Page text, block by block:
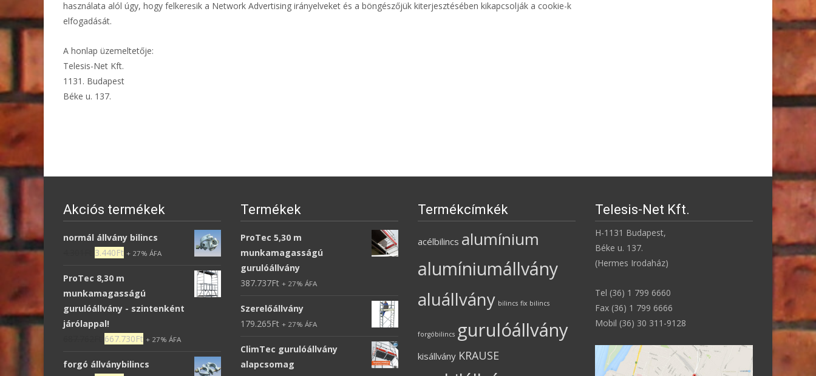
használata alól úgy, hogy felkeresik a Network Advertising irányelveket és a böngészőjük kiterjesztésében kikapcsolják a cookie-k
elfogadását.
A honlap üzemeltetője:
Telesis-Net Kft.
1131. Budapest
Béke u. 137.
Akciós termékek
normál állvány bilincs
3.440Ft + 27% ÁFA
ProTec 8,30 m
munkamagasságú
gurulóállvány - szintenként
járólappal!
667.730Ft + 27% ÁFA
forgó állványbilincs
Termékek
ProTec 5,30 m
munkamagasságú
gurulóállvány
387.737Ft + 27% ÁFA
Szerelőállvány
179.265Ft + 27% ÁFA
ClimTec gurulóállvány
alapcsomag
Termékcímkék
acélbilincs alumínium
alumíniumállvány
aluállvány bilincs fix bilincs
forgóbilincs gurulóállvány
kisállvány KRAUSE
Telesis-Net Kft.
H-1131 Budapest,
Béke u. 137.
(Hermes Irodaház)
Tel (36) 1 799 6660
Fax (36) 1 799 6666
Mobil (36) 30 311-9128